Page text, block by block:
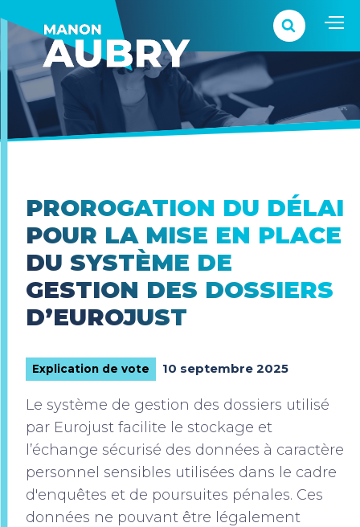
PROROGATION DU DÉLAI
POUR LA MISE EN PLACE
DU SYSTÈME DE
GESTION DES DOSSIERS
D’EUROJUST
Explication de vote 10 septembre 2025
Le système de gestion des dossiers utilisé
par Eurojust facilite le stockage et
l’échange sécurisé des données à caractère
personnel sensibles utilisées dans le cadre
d'enquêtes et de poursuites pénales. Ces
données ne pouvant être légalement